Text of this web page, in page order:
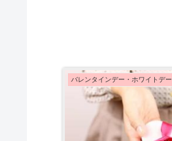
バレンタインデー・ホワイトデー